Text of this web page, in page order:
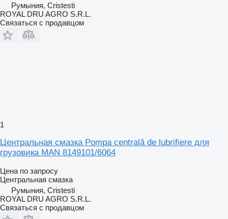
Румыния, Cristesti
ROYAL DRU AGRO S.R.L.
Связаться с продавцом
1
Центральная смазка Pompa centrală de lubrifiere для
грузовика MAN 8149101/6064
Цена по запросу
Центральная смазка
Румыния, Cristesti
ROYAL DRU AGRO S.R.L.
Связаться с продавцом